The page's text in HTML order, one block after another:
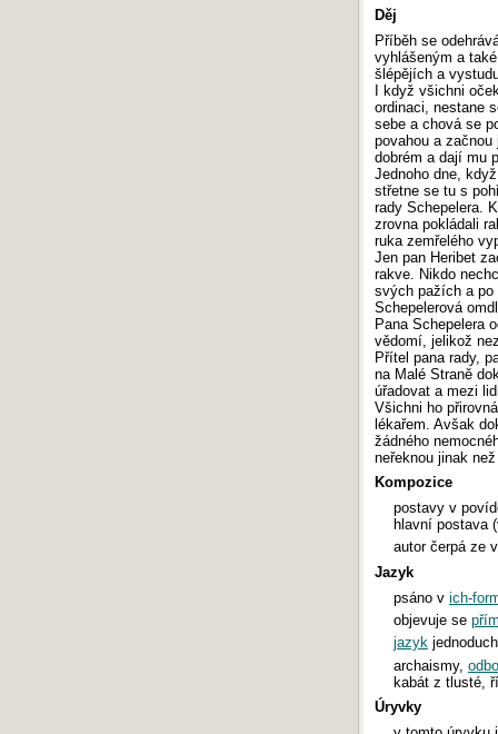
Děj
Příběh se
vyhlášeným a
šlépějích a
I když všichni
ordinaci, nestane
sebe a chová se
povahou a
dobrém a dají mu
Jednoho dne,
střetne se tu s
rady Schepelera.
zrovna pokládali
ruka zemřelého
Jen pan Heribet
rakve. Nikdo
svých pažích a
Schepelerová
Pana Schepelera
vědomí, jelikož
Přítel pana rady,
na Malé Straně
úřadovat a mezi
Všichni ho
lékařem. Avšak
žádného
neřeknou jinak
Kompozice
postavy v
hlavní postava
autor čerpá ze
Jazyk
psáno v ich-
objevuje se
jazyk
archaismy,
kabát z tlusté,
Úryvky